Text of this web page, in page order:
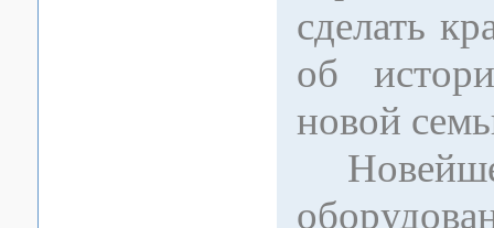
сделать
об
новой